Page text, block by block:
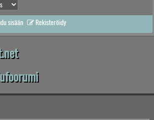
sisään Rekisteröidy